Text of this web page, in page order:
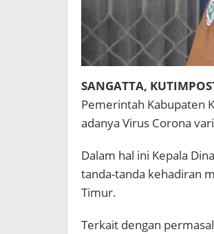
SANGATTA,
Pemerintah Kabupaten
adanya Virus Corona
Dalam hal ini Kepala
tanda-tanda kehadiran
Timur.
Terkait dengan